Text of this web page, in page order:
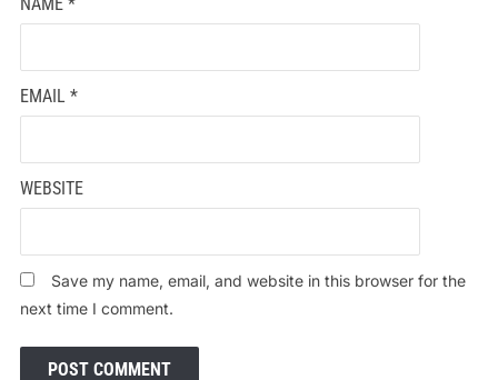
EMAIL *
WEBSITE
Save my name, email, and website in this browser for the
next time I comment.